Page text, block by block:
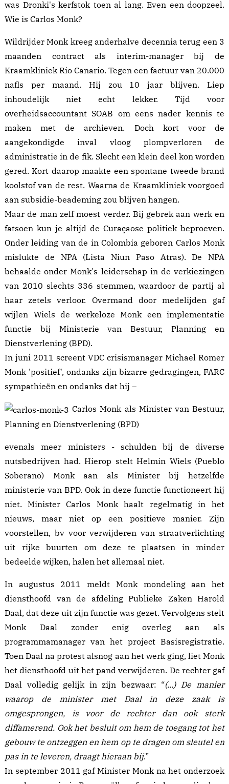
was Dronki's kerfstok toen al lang. Even een doopzeel.
Wie is Carlos Monk?
Wildrijder Monk kreeg anderhalve decennia terug een 3
maanden contract als interim-manager bij de
Kraamkliniek Rio Canario. Tegen een factuur van 20.000
nafls per maand. Hij zou 10 jaar blijven. Liep
inhoudelijk niet echt lekker. Tijd voor
overheidsaccountant SOAB om eens nader kennis te
maken met de archieven. Doch kort voor de
aangekondigde inval vloog plompverloren de
administratie in de fik. Slecht een klein deel kon worden
gered. Kort daarop maakte een spontane tweede brand
koolstof van de rest. Waarna de Kraamkliniek voorgoed
aan subsidie-beademing zou blijven hangen.
Maar de man zelf moest verder. Bij gebrek aan werk en
fatsoen kun je altijd de Curaçaose politiek beproeven.
Onder leiding van de in Colombia geboren Carlos Monk
mislukte de NPA (Lista Niun Paso Atras). De NPA
behaalde onder Monk's leiderschap in de verkiezingen
van 2010 slechts 336 stemmen, waardoor de partij al
haar zetels verloor. Overmand door medelijden gaf
wijlen Wiels de werkeloze Monk een implementatie
functie bij Ministerie van Bestuur, Planning en
Dienstverlening (BPD).
In juni 2011 screent VDC crisismanager Michael Romer
Monk 'positief', ondanks zijn bizarre gedragingen, FARC
sympathieën en ondanks dat hij –
Carlos Monk als Minister van Bestuur,
Planning en Dienstverlening (BPD)
evenals meer ministers - schulden bij de diverse
nutsbedrijven had. Hierop stelt Helmin Wiels (Pueblo
Soberano) Monk aan als Minister bij hetzelfde
ministerie van BPD. Ook in deze functie functioneert hij
niet. Minister Carlos Monk haalt regelmatig in het
nieuws, maar niet op een positieve manier. Zijn
voorstellen, bv voor verwijderen van straatverlichting
uit rijke buurten om deze te plaatsen in minder
bedeelde wijken, halen het allemaal niet.
In augustus 2011 meldt Monk mondeling aan het
diensthoofd van de afdeling Publieke Zaken Harold
Daal, dat deze uit zijn functie was gezet. Vervolgens stelt
Monk Daal zonder enig overleg aan als
programmamanager van het project Basisregistratie.
Toen Daal na protest alsnog aan het werk ging, liet Monk
het diensthoofd uit het pand verwijderen. De rechter gaf
Daal volledig gelijkin zijn bezwaar: “(...) De manier
waarop de minister met Daal in deze zaak is
omgesprongen, is voor de rechter dan ook sterk
diffamerend. Ook het besluit om hem de toegang tot het
gebouw te ontzeggen en hem op te dragen om sleutel en
pas in te leveren, draagt hieraan bij.”
In september 2011 gaf Minister Monk na het onderzoek